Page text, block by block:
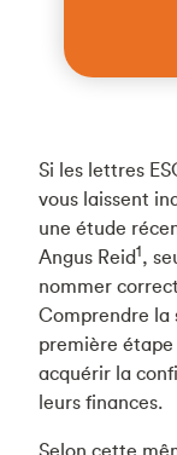
Si les lettres
vous laissent
une étude
Angus Reid1,
nommer
Comprendre la
première
acquérir la
leurs finances.
Selon cette